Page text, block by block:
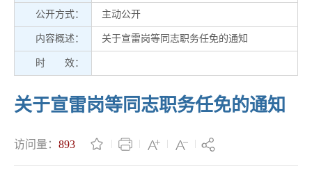
公开方式： 主动公开
内容概述： 关于宣雷岗等同志职务任免的通知
时 效：
关于宣雷岗等同志职务任免的通知
访问量： 893